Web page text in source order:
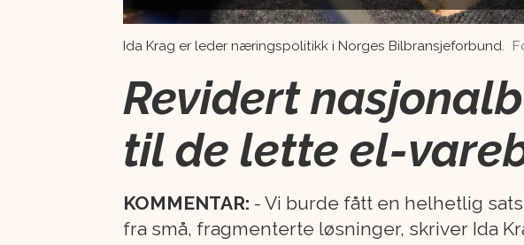
Ida Krag er leder næringspolitikk i Norges Bilbransjeforbund.
Revidert
til de lette el-
KOMMENTAR: - Vi burde fått en helhetlig
fra små, fragmenterte løsninger, skriver Ida